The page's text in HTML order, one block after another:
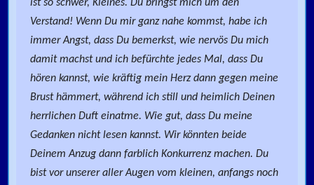
ist so schwer, Kleines. Du bringst mich um den
Verstand! Wenn Du mir ganz nahe kommst, habe ich
immer Angst, dass Du bemerkst, wie nervös Du mich
damit machst und ich befürchte jedes Mal, dass Du
hören kannst, wie kräftig mein Herz dann gegen meine
Brust hämmert, während ich still und heimlich Deinen
herrlichen Duft einatme. Wie gut, dass Du meine
Gedanken nicht lesen kannst. Wir könnten beide
Deinem Anzug dann farblich Konkurrenz machen. Du
bist vor unserer aller Augen vom kleinen, anfangs noch